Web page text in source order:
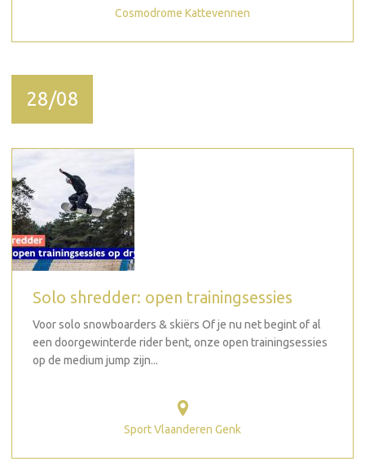
Cosmodrome Kattevennen
28/08
Solo shredder: open trainingsessies
Voor solo snowboarders & skiërs Of je nu net begint of al
een doorgewinterde rider bent, onze open trainingsessies
op de medium jump zijn...
Sport Vlaanderen Genk